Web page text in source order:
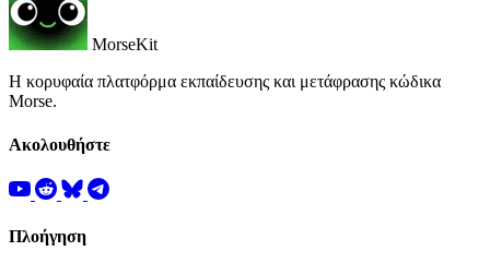
MorseKit
Η κορυφαία πλατφόρμα εκπαίδευσης και μετάφρασης κώδικα
Morse.
Ακολουθήστε
Πλοήγηση